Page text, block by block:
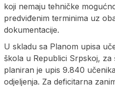
koji nemaju tehničke
predviđenim terminima uz
dokumentacije.
U skladu sa Planom upisa
škola u Republici Srpskoj,
planiran je upis 9.840
odjeljenja. Za deficitarna